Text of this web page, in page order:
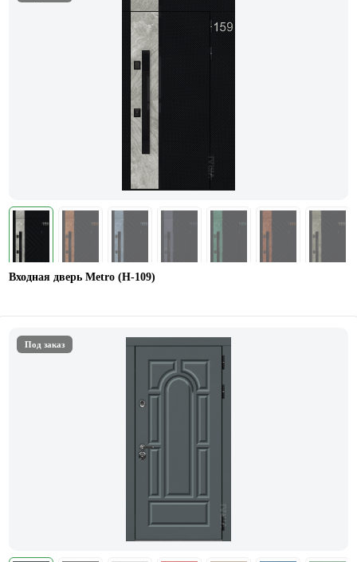
Входная дверь Metro (H-109)
Под заказ